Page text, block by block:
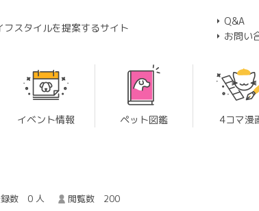
スタイルを提案するサイト
Q&A
お問い
イベント情報 ペット図鑑 4コマ漫
録数 0 人 閲覧数 200